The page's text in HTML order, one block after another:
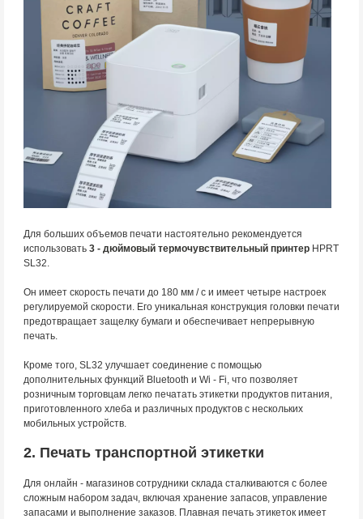
Для больших объемов печати настоятельно рекомендуется
использовать 3 - дюймовый термочувствительный принтер HPRT
SL32.
Он имеет скорость печати до 180 мм / с и имеет четыре настроек
регулируемой скорости. Его уникальная конструкция головки печати
предотвращает защелку бумаги и обеспечивает непрерывную
печать.
Кроме того, SL32 улучшает соединение с помощью
дополнительных функций Bluetooth и Wi - Fi, что позволяет
розничным торговцам легко печатать этикетки продуктов питания,
приготовленного хлеба и различных продуктов с нескольких
мобильных устройств.
2. Печать транспортной этикетки
Для онлайн - магазинов сотрудники склада сталкиваются с более
сложным набором задач, включая хранение запасов, управление
запасами и выполнение заказов. Плавная печать этикеток имеет